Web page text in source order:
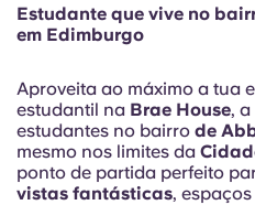
Estudante que vive no
em Edimburgo
Aproveita ao máximo a tua
estudantil na Brae House,
estudantes no bairro de
mesmo nos limites da
ponto de partida perfeito
vistas fantásticas,